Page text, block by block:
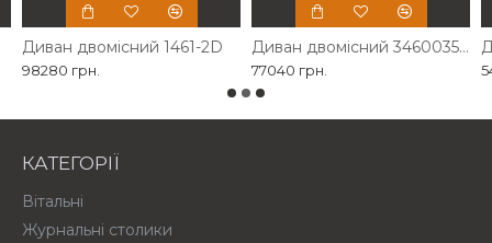
Диван двомісний 1461-2D
98280 грн.
Диван двомісний 3460035 Ashley
77040 грн.
КАТЕГОРІЇ
Вітальні
Журнальні столики